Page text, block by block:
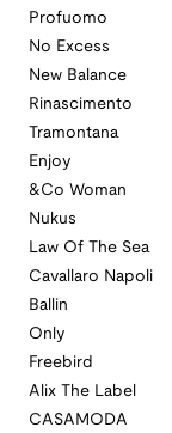
Profuomo
No Excess
New Balance
Rinascimento
Tramontana
Enjoy
&Co Woman
Nukus
Law Of The Sea
Cavallaro Napoli
Ballin
Only
Freebird
Alix The Label
CASAMODA